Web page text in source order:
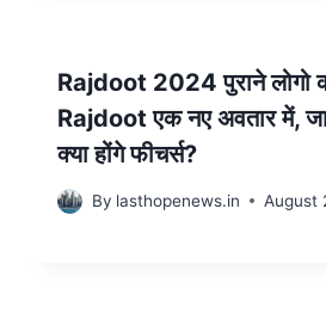
Rajdoot 2024 पुराने लोगो
Rajdoot एक नए अवतार में,
क्या होंगे फीचर्स?
By lasthopenews.in August